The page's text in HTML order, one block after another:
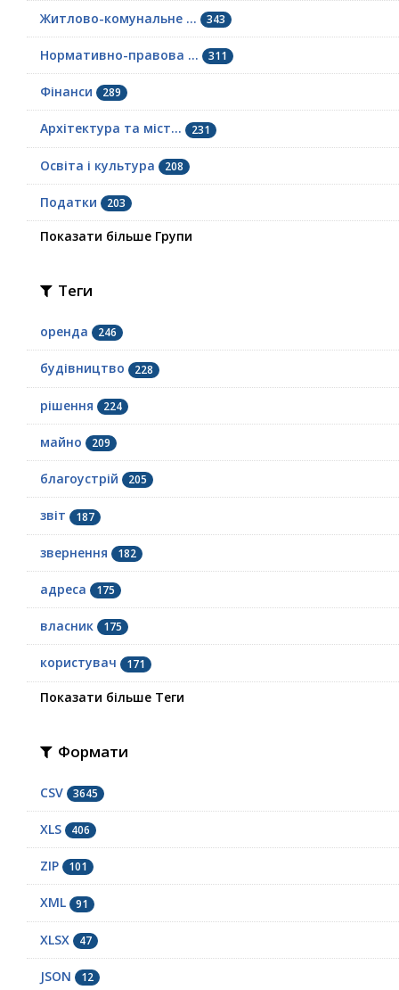
Житлово-комунальне ... 343
Нормативно-правова ... 311
Фінанси 289
Архітектура та міст... 231
Освіта і культура 208
Податки 203
Показати більше Групи
Теги
оренда 246
будівництво 228
рішення 224
майно 209
благоустрій 205
звіт 187
звернення 182
адреса 175
власник 175
користувач 171
Показати більше Теги
Формати
CSV 3645
XLS 406
ZIP 101
XML 91
XLSX 47
JSON 12